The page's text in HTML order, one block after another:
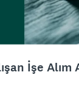
İşe Alım